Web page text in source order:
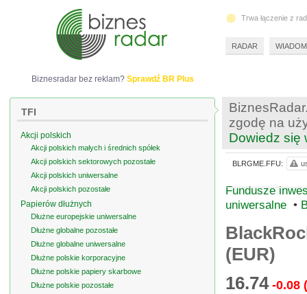
zgodę na
Dowiedz się
Fundusze
uniwersalne •
(EUR)
16.74 -0.08
BLRGME.FFU:
Biznesradar bez reklam? Sprawdź BR Plus
TFI
Akcji polskich
Akcji polskich małych i średnich spółek
Akcji polskich sektorowych pozostałe
Akcji polskich uniwersalne
Akcji polskich pozostałe
Papierów dłużnych
Dłużne europejskie uniwersalne
Dłużne globalne pozostałe
Dłużne globalne uniwersalne
Dłużne polskie korporacyjne
Dłużne polskie papiery skarbowe
Dłużne polskie pozostałe
Trwa łączenie z
RADAR